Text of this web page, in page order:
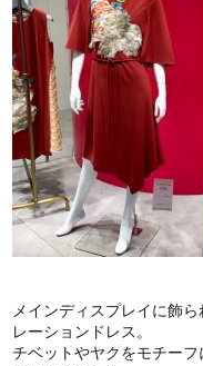
メインディスプレイに飾
レーションドレス。
チベットやヤクをモチー